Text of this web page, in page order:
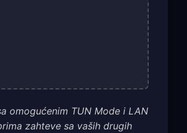
omogućenim TUN Mode i LAN
zahteve sa vaših drugih